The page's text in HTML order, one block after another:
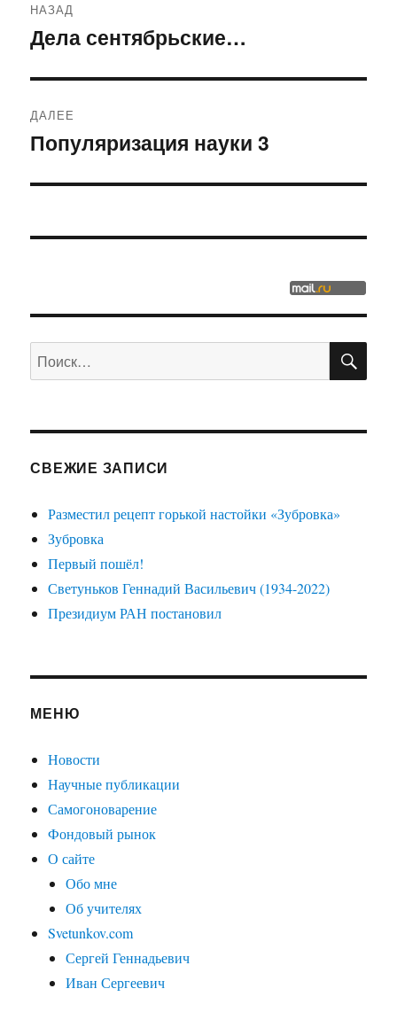
по
НАЗАД
Предыдущая
Дела сентябрьские…
ДАЛЕЕ
Следующая
Популяризация науки 3
Искать:
СВЕЖИЕ ЗАПИСИ
Разместил рецепт горькой настойки «Зубровка»
Зубровка
Первый пошёл!
Светуньков Геннадий Васильевич (1934-2022)
Президиум РАН постановил
МЕНЮ
Новости
Научные публикации
Самогоноварение
Фондовый рынок
О сайте
Обо мне
Об учителях
Svetunkov.com
Сергей Геннадьевич
Иван Сергеевич